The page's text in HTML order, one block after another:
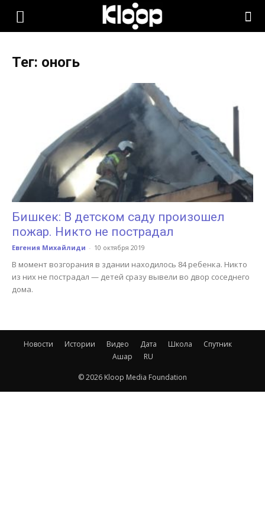
KLOOP.KG
Кыргызстана
Тег: оногь
Бишкек: В детском саду произошел
пожар. Никто не пострадал
Евгения Михайлиди - 10 октября 2019
В момент возгорания в здании находилось 84 ребенка. Никто
из них не пострадал — детей сразу вывели во двор соседнего
дома.
Новости Истории Видео Дата Школа
Спутник
Ашар
RU
© 2026 Kloop Media Foundation